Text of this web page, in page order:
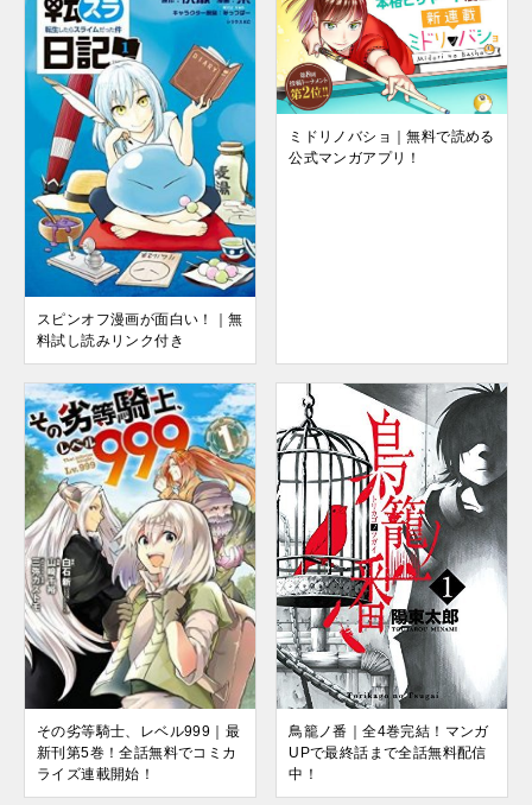
スピンオフ漫画が面白い！｜無
料試し読みリンク付き
ミドリノバショ｜無料で読める
公式マンガアプリ！
その劣等騎士、レベル999｜最
新刊第5巻！全話無料でコミカ
ライズ連載開始！
鳥籠ノ番｜全4巻完結！マンガ
UPで最終話まで全話無料配信
中！